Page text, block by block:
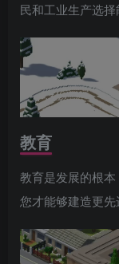
民和工业生产选
教育
教育是发展的根
您才能够建造更先